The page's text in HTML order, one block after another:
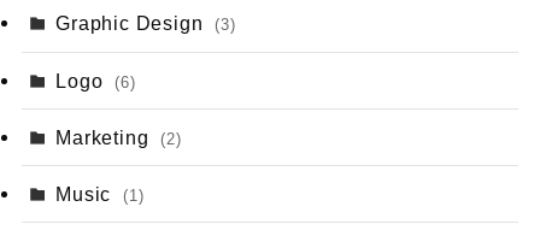
Graphic Design (3)
Logo (6)
Marketing (2)
Music (1)